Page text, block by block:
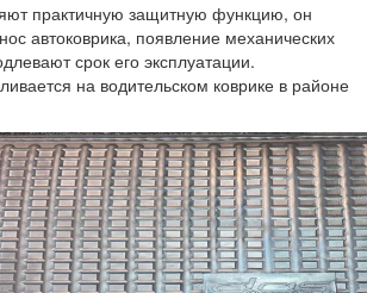
практичную защитную функцию, он
автоковрика, появление механических
срок его эксплуатации.
на водительском коврике в районе